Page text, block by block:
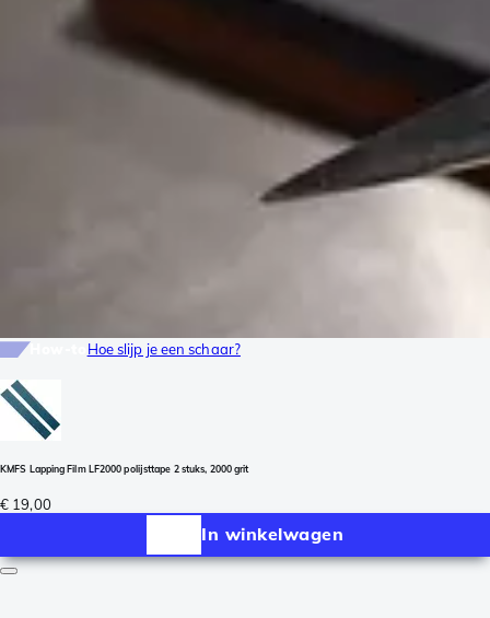
Hoe slijp je een schaar?
KMFS Lapping Film LF2000 polijsttape 2 stuks, 2000 grit
€ 19,00
In winkelwagen